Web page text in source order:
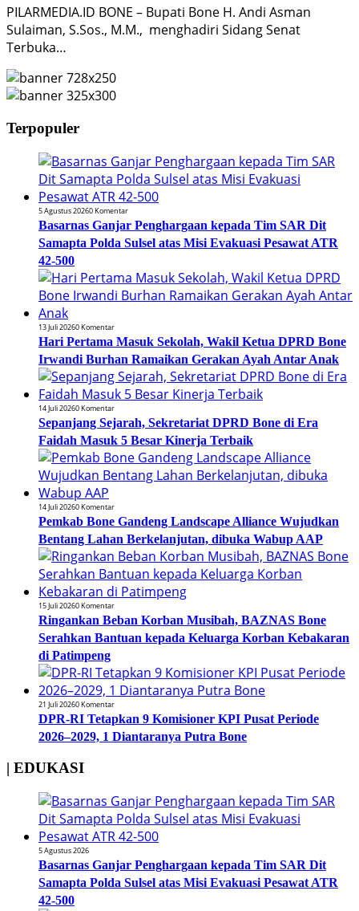
PILARMEDIA.ID BONE – Bupati Bone H. Andi Asman
Sulaiman, S.Sos., M.M., menghadiri Sidang Senat
Terbuka…
Terpopuler
5 Agustus 20260 Komentar
Basarnas Ganjar Penghargaan kepada Tim SAR Dit
Samapta Polda Sulsel atas Misi Evakuasi Pesawat ATR
42-500
13 Juli 20260 Komentar
Hari Pertama Masuk Sekolah, Wakil Ketua DPRD Bone
Irwandi Burhan Ramaikan Gerakan Ayah Antar Anak
14 Juli 20260 Komentar
Sepanjang Sejarah, Sekretariat DPRD Bone di Era
Faidah Masuk 5 Besar Kinerja Terbaik
14 Juli 20260 Komentar
Pemkab Bone Gandeng Landscape Alliance Wujudkan
Bentang Lahan Berkelanjutan, dibuka Wabup AAP
15 Juli 20260 Komentar
Ringankan Beban Korban Musibah, BAZNAS Bone
Serahkan Bantuan kepada Keluarga Korban Kebakaran
di Patimpeng
21 Juli 20260 Komentar
DPR-RI Tetapkan 9 Komisioner KPI Pusat Periode
2026–2029, 1 Diantaranya Putra Bone
| EDUKASI
5 Agustus 2026
Basarnas Ganjar Penghargaan kepada Tim SAR Dit
Samapta Polda Sulsel atas Misi Evakuasi Pesawat ATR
42-500